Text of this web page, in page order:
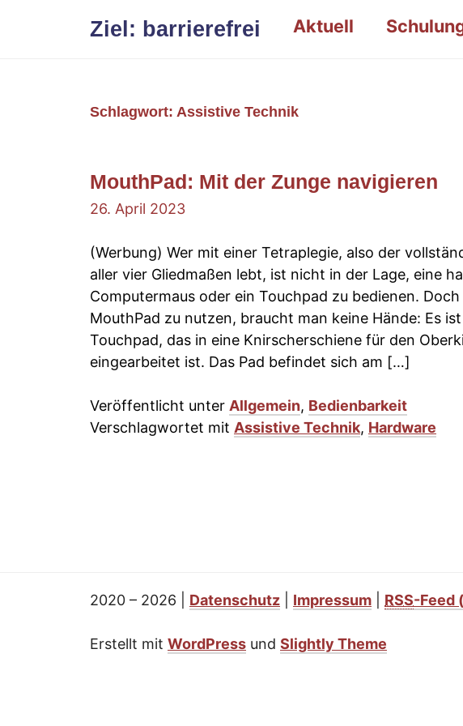
Ziel: barrierefrei Aktuell
Schlagwort: Assistive Technik
MouthPad: Mit der Zunge navigieren
26. April 2023
(Werbung) Wer mit einer Tetraplegie, also der
aller vier Gliedmaßen lebt, ist nicht in der Lage, eine
Computermaus oder ein Touchpad zu bedienen. Doch
MouthPad zu nutzen, braucht man keine Hände: Es
Touchpad, das in eine Knirscherschiene für den
eingearbeitet ist. Das Pad befindet sich am […]
Veröffentlicht unter Allgemein, Bedienbarkeit
Verschlagwortet mit Assistive Technik, Hardware
2020 – 2026 Datenschutz Impressum RSS-Feed
Erstellt mit WordPress und Slightly Theme